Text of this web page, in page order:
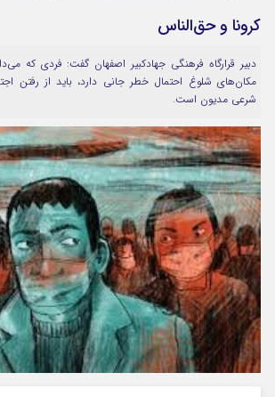
رمز عبور
مرا به خاطر بسپار
کرونا و حق‌الناس
دبیر قرارگاه فرهنگی جهادکبیر اصفهان گفت: فردی که
مکان‌های شلوغ احتمال خطر جانی دارد، باید از رفتن
شرعی مدیون است.